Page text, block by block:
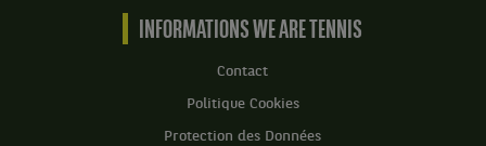
BNP
Accueil
INFORMATIONS WE ARE TENNIS
Contact
Politique Cookies
Protection des Données